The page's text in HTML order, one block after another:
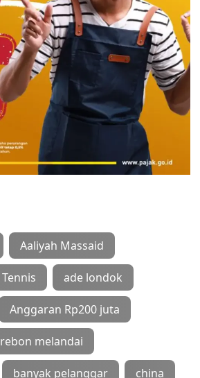
Aaliyah Massaid
ade londok
Anggaran Rp200 juta
melandai
banyak pelanggar china